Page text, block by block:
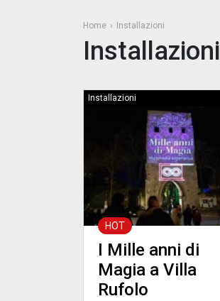
Home Installazioni
Installazioni
Installazioni
HOT
I Mille anni di
Magia a Villa
Rufolo